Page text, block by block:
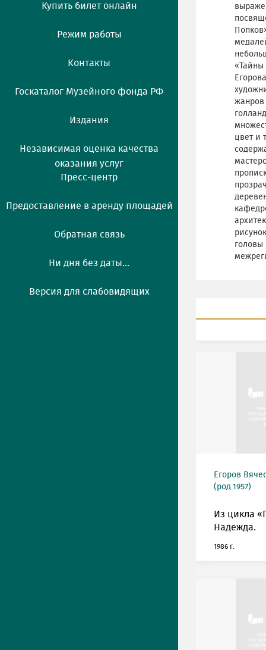
Купить билет онлайн
Режим работы
Контакты
Госкаталог Музейного фонда РФ
Издания
Независимая оценка качества
оказания услуг
Пресс-центр
Предоставление в аренду площадей
Обратная связь
Ни дня без даты...
Версия для слабовидящих
«Тайны
жанров
цвет и
головы
Егоров
(род.1957)
Из цикла
Надежда.
1986 г.